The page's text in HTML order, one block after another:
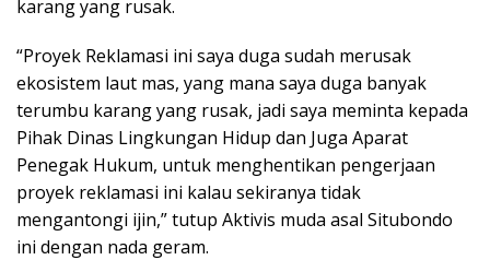
karang yang rusak.
“Proyek Reklamasi ini saya duga sudah merusak
ekosistem laut mas, yang mana saya duga banyak
terumbu karang yang rusak, jadi saya meminta kepada
Pihak Dinas Lingkungan Hidup dan Juga Aparat
Penegak Hukum, untuk menghentikan pengerjaan
proyek reklamasi ini kalau sekiranya tidak
mengantongi ijin,” tutup Aktivis muda asal Situbondo
ini dengan nada geram.